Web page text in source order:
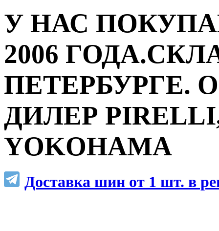
У НАС
2006
ПЕТЕРБУРГЕ.
ДИЛЕР
YOKOHAMA
Доставка шин от 1 шт. в